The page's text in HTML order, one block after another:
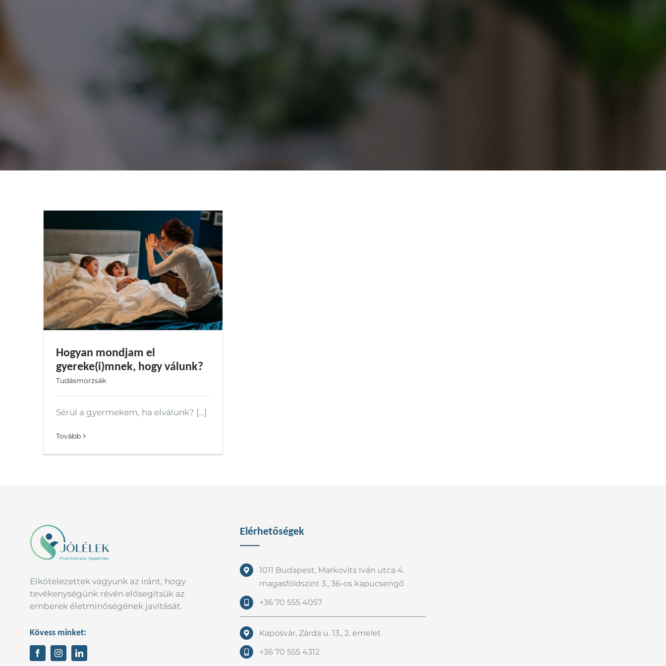
Hogyan mondjam el
gyereke(i)mnek, hogy válunk?
Tudásmorzsák
Sérül a gyermekem, ha elválunk? […]
Tovább
Elkötelezettek vagyunk az iránt, hogy
tevékenységünk révén elősegítsük az
emberek életminőségének javítását.
Kövess minket:
Elérhetőségek
1011 Budapest, Markovits Iván utca 4.
magasföldszint 3., 36-os kapucsengő
+36 70 555 4057
Kaposvár, Zárda u. 13., 2. emelet
+36 70 555 4312